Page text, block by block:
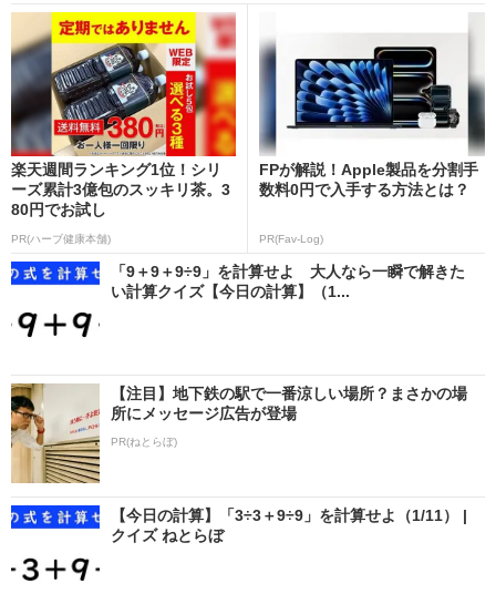
楽天週間ランキング1位！シリ
ーズ累計3億包のスッキリ茶。3
80円でお試し
PR(ハーブ健康本舗)
FPが解説！Apple製品を分割手
数料0円で入手する方法とは？
PR(Fav-Log)
「9＋9＋9÷9」を計算せよ 大人なら一瞬で解きた
い計算クイズ【今日の計算】（1...
【注目】地下鉄の駅で一番涼しい場所？まさかの場
所にメッセージ広告が登場
PR(ねとらぼ)
【今日の計算】「3÷3＋9÷9」を計算せよ（1/11） |
クイズ ねとらぼ